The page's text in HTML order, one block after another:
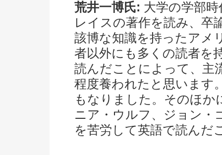
荒井一博氏: 大学の学部
レイスの著作を読み、卒
該博な知識を持ったアメ
者以外にも多くの読者を
読んだことによって、主
程度養われたと思います
もなりました。そのほ
ニア・ウルフ、ジョン・
を苦労して英語で読んだ